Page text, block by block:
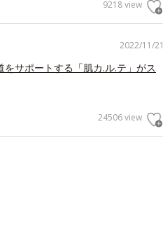
9218 view
2022/11/21
サポートする「肌カ.ル.テ」がス
24506 view